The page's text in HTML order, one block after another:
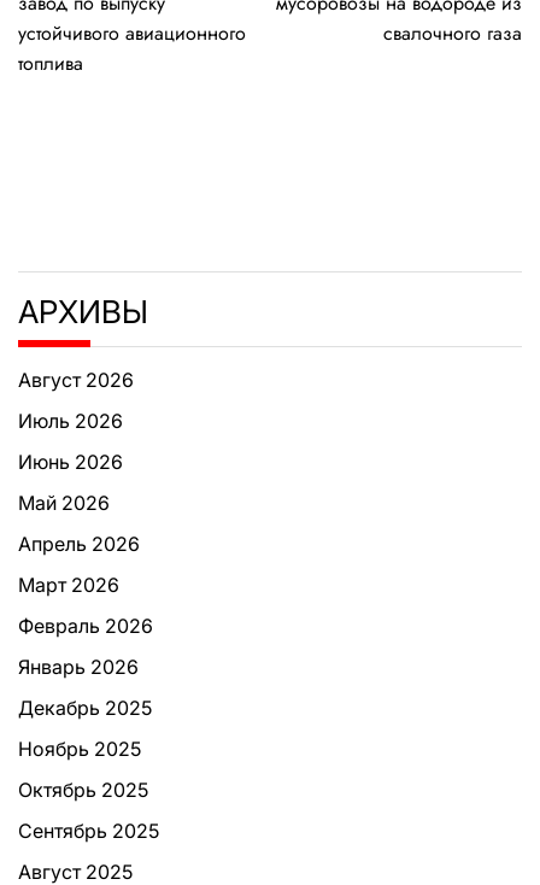
записям
устойчивого авиационного
топлива
свалочного газа
АРХИВЫ
Август 2026
Июль 2026
Июнь 2026
Май 2026
Апрель 2026
Март 2026
Февраль 2026
Январь 2026
Декабрь 2025
Ноябрь 2025
Октябрь 2025
Сентябрь 2025
Август 2025